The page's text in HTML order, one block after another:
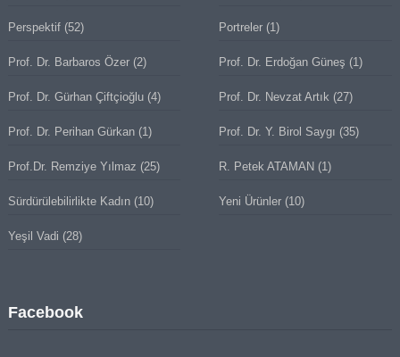
Perspektif(52) Portreler (1)
Prof. Dr. Barbaros Özer(2) Prof. Dr. Erdoğan Güneş (1)
Prof. Dr. Gürhan Çiftçioğlu(4) Prof. Dr. Nevzat Artık (27)
Prof. Dr. Perihan Gürkan(1) Prof. Dr. Y. Birol Saygı (35)
Prof.Dr. Remziye Yılmaz (25) R. Petek ATAMAN (1)
Sürdürülebilirlikte Kadın(10) Yeni Ürünler (10)
Yeşil Vadi (28)
Facebook